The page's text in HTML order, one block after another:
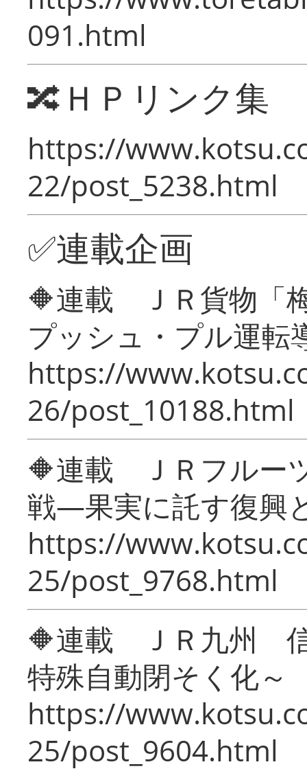
091.html
🔀ＨＰリンク集
https://
22/post_5238.html
✅連載企画
🔶連載 ＪＲ貨物「
プッシュ・プル運転
https://
26/post_10188.html
🔶連載 ＪＲフルー
戦―果実に託す復興
https://
25/post_9768.html
🔶連載 ＪＲ九州 信
特殊自動閉そく化～
https://
25/post_9604.html